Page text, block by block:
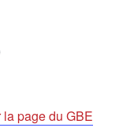
la page du GBE